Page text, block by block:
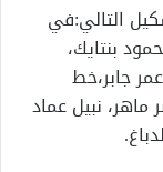
التالي:في
بنتايك،
جابر،خط
نبيل عماد